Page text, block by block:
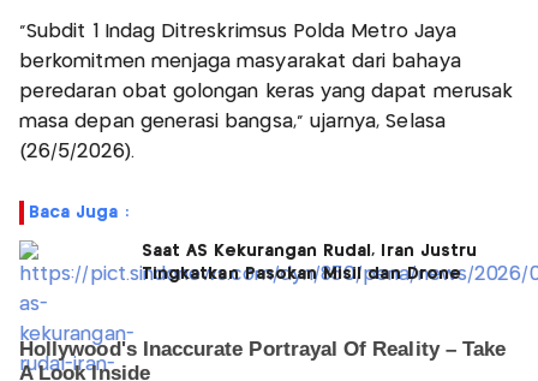
"Subdit 1 Indag Ditreskrimsus Polda Metro Jaya
berkomitmen menjaga masyarakat dari bahaya
peredaran obat golongan keras yang dapat merusak
masa depan generasi bangsa," ujarnya, Selasa
(26/5/2026).
Baca Juga :
Saat AS Kekurangan Rudal, Iran Justru
Tingkatkan Pasokan Misil dan Drone